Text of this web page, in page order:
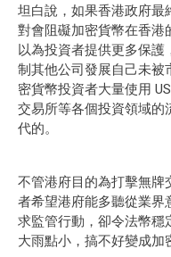
坦白說，如果香港政府
對會阻礙加密貨幣在香
以為投資者提供更多保
制其他公司發展自己未
密貨幣投資者大量使用
交易所等各個投資領域
代的。
不管港府目的為打擊無牌
者希望港府能多聽從業
求監管行動，卻令法幣
大雨點小，搞不好變成加